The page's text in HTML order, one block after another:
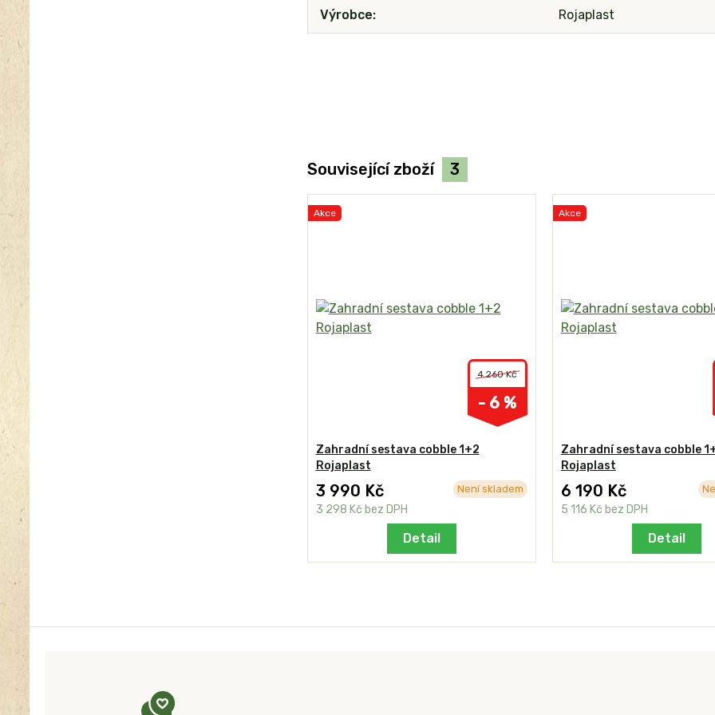
Výrobce Rojaplast
Související zboží 3
Akce
4 260 Kč
- 6 %
Zahradní sestava cobble 1+2
Rojaplast
3 990 Kč
3 298 Kč bez DPH
Není skladem
Detail
Akce
Zahradní sestava cobble
Rojaplast
6 190 Kč
5 116 Kč bez DPH
Detail